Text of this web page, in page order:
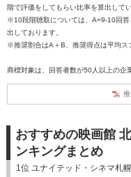
階で評価をしてもらい比率を算出してい
※10段階聴取については、A=9-10回
出しております。
※推奨割合はA＋B、推奨得点は平均ス
商標対象は、回答者数が50人以上の企
推
おすすめの映画館
ンキングまとめ
1位 ユナイテッド・シネマ札